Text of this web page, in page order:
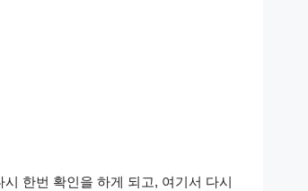
한번 확인을 하게 되고, 여기서 다시